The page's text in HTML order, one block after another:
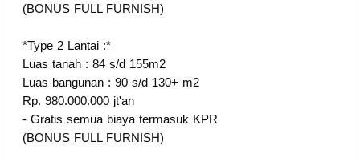
(BONUS FULL FURNISH)
*Type 2 Lantai :*
Luas tanah : 84 s/d 155m2
Luas bangunan : 90 s/d 130+ m2
Rp. 980.000.000 jt'an
- Gratis semua biaya termasuk KPR
(BONUS FULL FURNISH)